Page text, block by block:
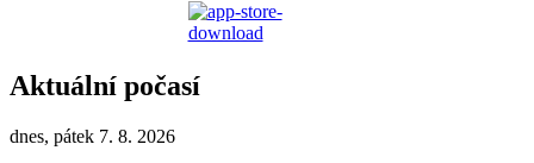
Aktuální počasí
dnes, pátek 7. 8. 2026